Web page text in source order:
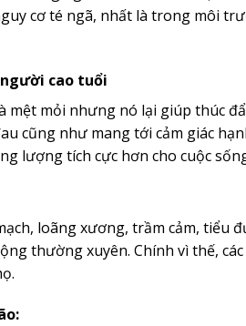
cơ té ngã, nhất là trong môi
cao tuổi
mỏi nhưng nó lại giúp thúc
cũng như mang tới cảm giác
lượng tích cực hơn cho cuộc
loãng xương, trầm cảm, tiểu
thường xuyên. Chính vì thế,